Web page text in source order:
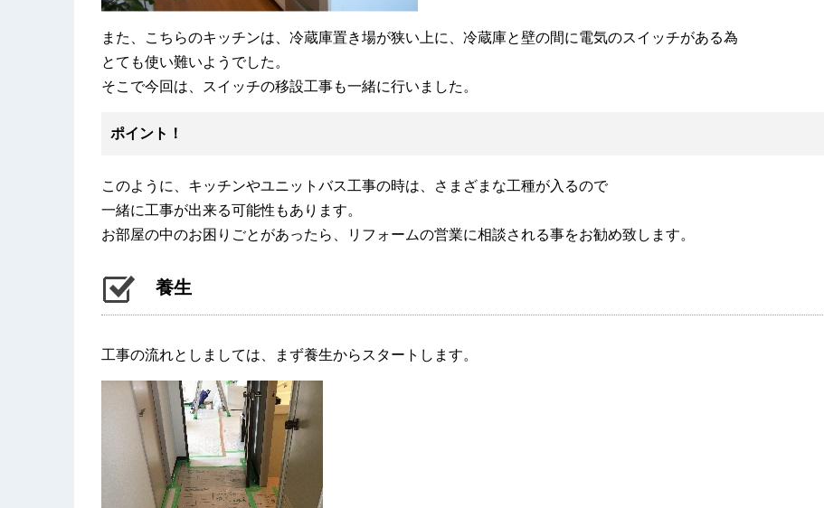
また、こちらのキッチンは、冷蔵庫置き場が狭い上に、冷蔵庫と壁の間に電気のスイッチがある為
とても使い難いようでした。
そこで今回は、スイッチの移設工事も一緒に行いました。
ポイント！
このように、キッチンやユニットバス工事の時は、さまざまな工種が入るので
一緒に工事が出来る可能性もあります。
お部屋の中のお困りごとがあったら、リフォームの営業に相談される事をお勧め致します。
養生
工事の流れとしましては、まず養生からスタートします。